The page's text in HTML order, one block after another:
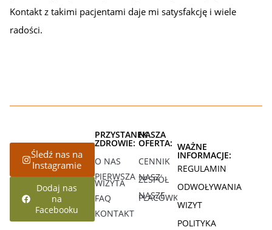
Kontakt z takimi pacjentami daje mi satysfakcję i wiele
radości.
Śledź nas na
Instagramie
Dodaj nas
na
Facebooku
PRZYSTANEK
ZDROWIE:
O NAS
PIERWSZA
WIZYTA
FAQ
KONTAKT
NASZA
OFERTA:
CENNIK
NASZ
ZESPÓŁ
NASZE
PLACÓWKI
WAŻNE
INFORMACJE:
REGULAMIN
ODWOŁYWANIA
WIZYT
POLITYKA